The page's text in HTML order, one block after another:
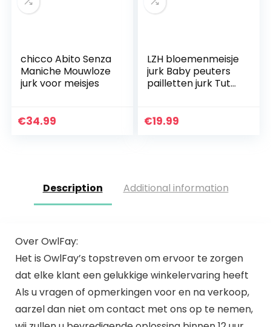
chicco Abito Senza
Maniche Mouwloze
jurk voor meisjes
€34.99
LZH bloemenmeisje
jurk Baby peuters
pailletten jurk Tutu
trouwjurk
€19.99
Description Additional information
Over OwlFay:
Het is OwlFay’s topstreven om ervoor te zorgen
dat elke klant een gelukkige winkelervaring heeft
Als u vragen of opmerkingen voor en na verkoop,
aarzel dan niet om contact met ons op te nemen,